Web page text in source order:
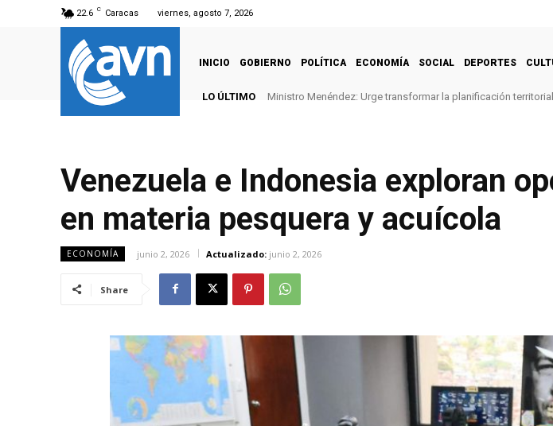
22.6 C Caracas viernes, agosto 7, 2026
INICIO GOBIERNO POLÍTICA ECONOMÍA SOCIAL DEPORTES
LO ÚLTIMO Ministro Menéndez: Urge transformar la planificación
Venezuela e Indonesia exploran
en materia pesquera y acuícola
ECONOMÍA junio 2, 2026 Actualizado: junio 2, 2026
Share